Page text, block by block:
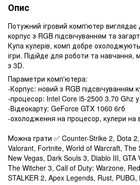
Опис
Потужний ігровий комп'ютер
корпус з RGB підсвічуванням та
Купа кулерів, комп добре
ігри. Підійде для роботи та навчання,
з 3D.
Параметри комп'ютера:
-Корпус: новий з RGB підсвічуванням
-процесор: Intel Core i5-2500 3.70 Ghz
-Відеокарту: GeForce GTX 1060 6гб
-охолодження на процесор, кулери на
Можна грати ✅ Counter-Strike 2, Dota
Valorant, Fortnite, World of Warcraft, The
New Vegas, Dark Souls 3, Diablo III, GTA
The Witcher 3, Call of Duty: Warzone,
STALKER 2, Apex Legends, Rust, PUBG,